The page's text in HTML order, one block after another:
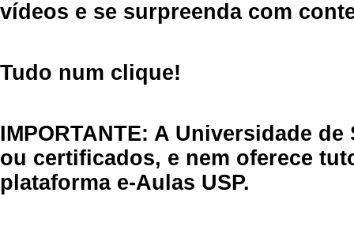
vídeos e se surpreenda com
Tudo num clique!
IMPORTANTE: A Universidade
ou certificados, e nem oferece
plataforma e-Aulas USP.